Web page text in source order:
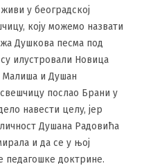
у београдској
коју можемо назвати
Душкова песма под
су илустровали Новица
Малиша и Душан
послао Брани у
навести целу, јер
Душана Радовића
и да се у њој
педагошке доктрине.